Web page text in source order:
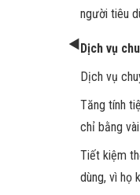
người tiêu
Dịch vụ
Dịch vụ
Tăng tính
chỉ bằng
Tiết kiệm
dùng, vì họ